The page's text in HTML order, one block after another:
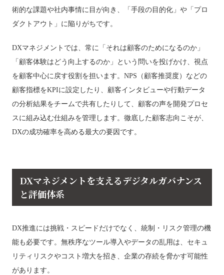
術的な課題や社内事情に目が向き、「手段の目的化」や「プロ
ダクトアウト」に陥りがちです。
DXマネジメントでは、常に「それは顧客のためになるのか」
「顧客体験はどう向上するのか」という問いを投げかけ、視点
を顧客中心に戻す役割を担います。NPS（顧客推奨度）などの
顧客指標をKPIに設定したり、顧客インタビューや行動データ
の分析結果をチームで共有したりして、顧客の声を開発プロセ
スに組み込む仕組みを管理します。徹底した顧客志向こそが、
DXの成功確率を高める最大の要因です。
DXマネジメントを支えるデジタルガバナンス
と評価体系
DX推進には挑戦・スピードだけでなく、統制・リスク管理の機
能も必要です。無秩序なツール導入やデータの乱用は、セキュ
リティリスクやコスト増大を招き、企業の存続を脅かす可能性
があります。